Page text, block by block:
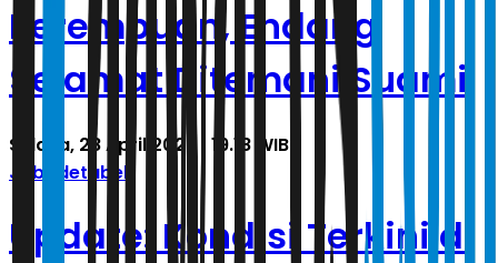
Perempuan, Endang
Selamat Ditemani Suami
Selasa, 28 April 2026 | 19.18 WIB
Jabodetabek
Update: Kondisi Terkini di